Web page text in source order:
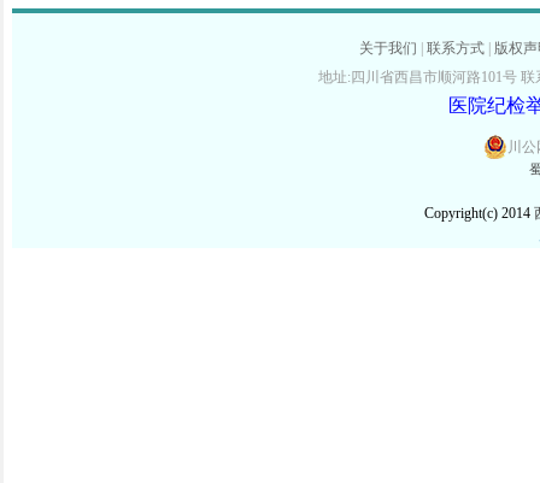
关于我们 联系方式
版权
地址:四川省西昌市顺河路101号 联
医院纪检
川公
Copyright(c) 2014